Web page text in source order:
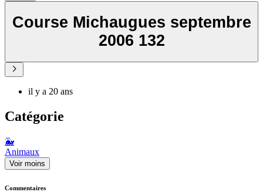
Course Michaugues septembre
2006 132
il y a 20 ans
Catégorie
🐳
Animaux
Voir moins
Commentaires